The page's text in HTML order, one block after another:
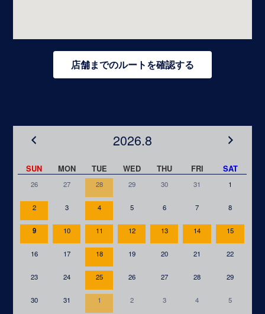
店舗までのルートを確認する
2026.8
SUN MON TUE WED THU FRI SAT
26 27 28 29 30 31 1
2 3 4 5 6 7 8
9 10 11 12 13 14 15
16 17 18 19 20 21 22
23 24 25 26 27 28 29
30 31 1 2 3 4 5